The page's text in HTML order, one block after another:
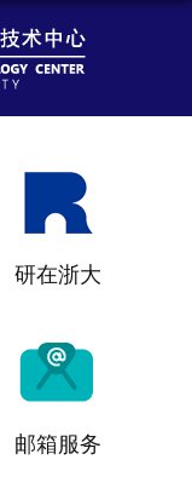
研在浙大
邮箱服务